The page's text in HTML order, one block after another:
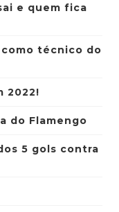
e quem fica
como técnico do
2022!
do Flamengo
5 gols contra